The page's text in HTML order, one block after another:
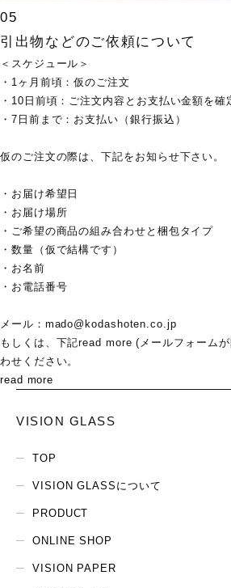
05
引出物などのご依頼について
＜スケジュール＞
・1ヶ月前頃：仮のご注文
・10日前頃：ご注文内容とお支払い金額を確
・7日前まで：お支払い（銀行振込）
仮のご注文の際は、下記をお知らせ下さい。
・お届け希望日
・お届け場所
・ご希望の商品の組み合わせと梱包タイプ
・数量（仮で結構です）
・お名前
・お電話番号
メール：mado@kodashoten.co.jp
もしくは、下記read more (メールフォーム
わせください。
read more
VISION GLASS
TOP
VISION GLASSについて
PRODUCT
ONLINE SHOP
VISION PAPER